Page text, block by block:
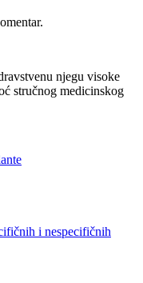
njegu visoke
stručnog medicinskog
i nespecifičnih